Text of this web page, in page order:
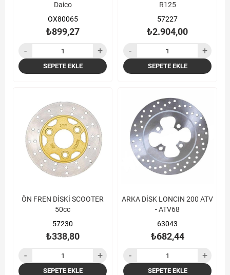
Daico
OX80065
₺899,27
SEPETE EKLE
R125
57227
₺2.904,00
SEPETE EKLE
ÖN FREN DİSKİ SCOOTER
50cc
57230
₺338,80
SEPETE EKLE
ARKA DİSK LONCIN 200 ATV
- ATV68
63043
₺682,44
SEPETE EKLE